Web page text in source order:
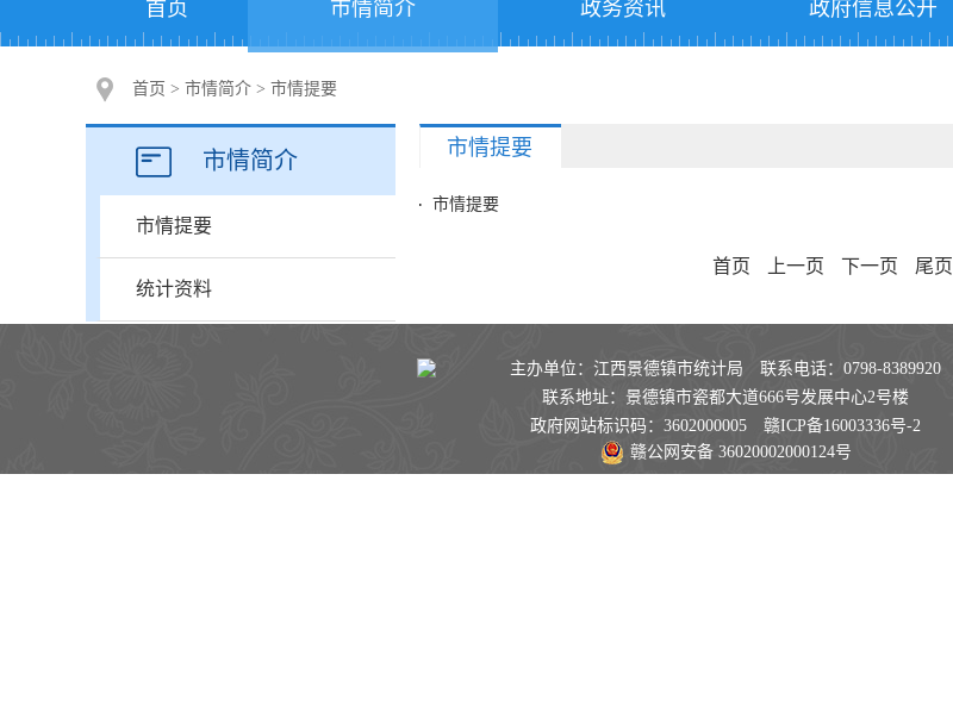
首页 市情简介 政务资讯 政府信息公开
首页 > 市情简介 > 市情提要
市情简介
市情提要
统计资料
市情提要
市情提要
首页 上一页 下一页 尾页
主办单位：江西景德镇市统计局 联系电话：0798-8389920
联系地址：景德镇市瓷都大道666号发展中心2号楼
政府网站标识码：3602000005 赣ICP备16003336号-2
赣公网安备 36020002000124号